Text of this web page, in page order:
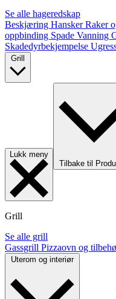
Se alle hageredskap
Beskjæring HanskerRaker
oppbinding Spade Vanning
Skadedyrbekjempelse
Lukk meny
Tilbake til
Grill
Se alle grill
Gassgrill Pizzaovn og
Uterom og interiør